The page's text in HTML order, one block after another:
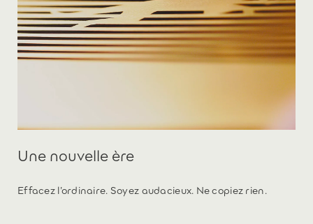
Une nouvelle ère
Effacez l’ordinaire. Soyez audacieux. Ne copiez rien.